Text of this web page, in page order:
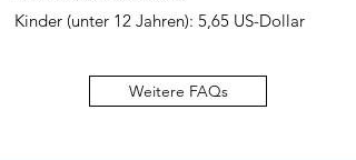
Kinder (unter 12 Jahren): 5,65 US-Dollar
Weitere FAQs